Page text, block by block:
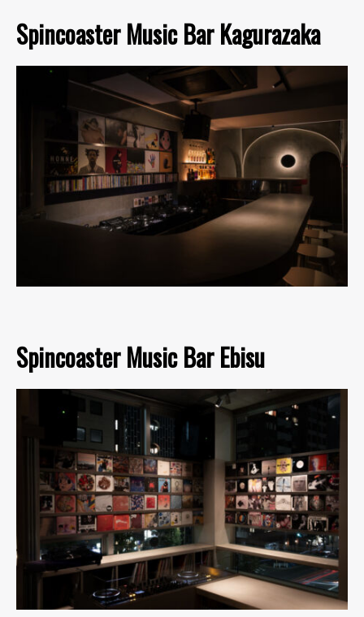
Spincoaster Music Bar Kagurazaka
Spincoaster Music Bar Ebisu